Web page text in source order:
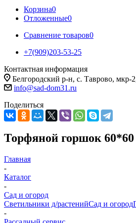
Корзина0
Отложенные0
Сравнение товаров0
+7(909)203-53-25
Контактная информация
Белгородский р-н, с. Таврово,
info@sad-dom31.ru
Поделиться
Торфяной горшок 60*60
Главная
-
Каталог
-
Сад и огород
Светильники д/растенийСад и огород
-